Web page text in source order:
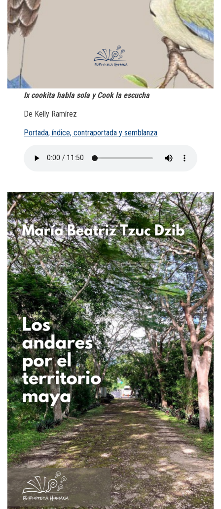
Ix cookita habla sola y Cook la escucha
De Kelly Ramírez
Portada, índice, contraportada y semblanza